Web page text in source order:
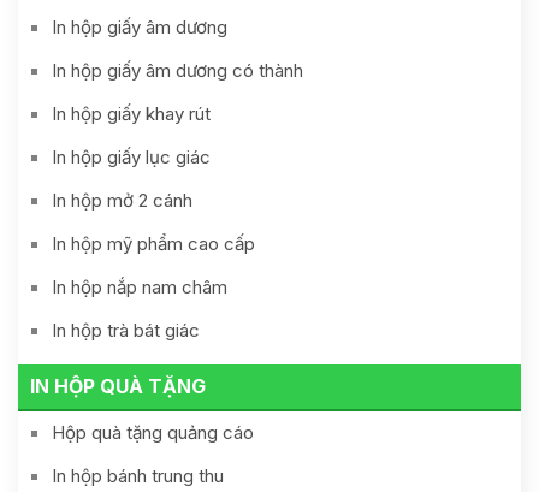
In hộp giấy âm dương
In hộp giấy âm dương có thành
In hộp giấy khay rút
In hộp giấy lục giác
In hộp mở 2 cánh
In hộp mỹ phẩm cao cấp
In hộp nắp nam châm
In hộp trà bát giác
IN HỘP QUÀ TẶNG
Hộp quà tặng quảng cáo
In hộp bánh trung thu